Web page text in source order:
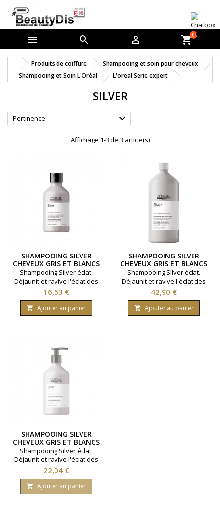
   shopping_cart0
Produits de coiffure
Shampooing et soin pour cheveux
Shampooing et Soin L'Oréal
L'oreal Serie expert
SILVER
Pertinence 
Affichage 1-3 de 3 article(s)
SHAMPOOING SILVER
CHEVEUX GRIS ET BLANCS
300ML
Shampooing Silver éclat.
Déjaunit et ravive l'éclat des
cheveux gris et blancs.
Gamme Série Expert. Marque
L'Oréal Professionnel.
Contenance 300ml.
Prix
16,63 €
 Ajouter au panier
SHAMPOOING SILVER
CHEVEUX GRIS ET BLANCS
1500ML
Shampooing Silver éclat.
Déjaunit et ravive l'éclat des
cheveux gris et blancs.
Gamme Série Expert. Marque
L'Oréal Professionnel.
Contenance 1500ml.
Prix
42,90 €
 Ajouter au panier
SHAMPOOING SILVER
CHEVEUX GRIS ET BLANCS
500ML
Shampooing Silver éclat.
Déjaunit et ravive l'éclat des
cheveux gris et blancs.
Gamme Série Expert. Marque
L'Oréal Professionnel.
Contenance 500ml.
Prix
22,04 €
 Ajouter au panier